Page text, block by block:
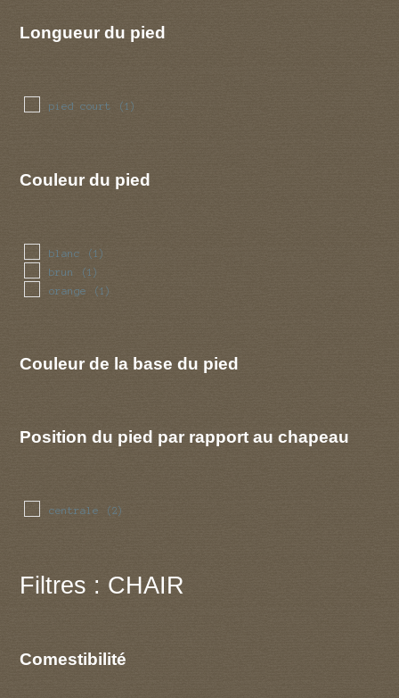
Longueur du pied
pied court (1)
Couleur du pied
blanc (1)
brun (1)
orange (1)
Couleur de la base du pied
Position du pied par rapport au chapeau
centrale (2)
Filtres : CHAIR
Comestibilité